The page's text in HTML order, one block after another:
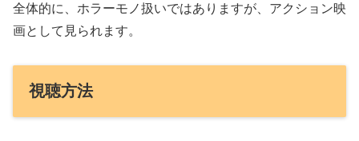
全体的に、ホラーモノ扱いではありますが、アクション映
画として見られます。
視聴方法